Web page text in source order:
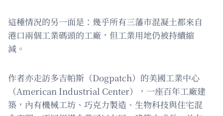
這種情況的另一面是：幾乎所有三藩市混凝土都來自
港口兩個工業碼頭的工廠，但工業用地仍被持續縮
減。
作者亦走訪多吉帕斯（Dogpatch）的美國工業中心
（American Industrial Center），一座百年工廠建
築，內有機械工坊、巧克力製造、生物科技與住宅混